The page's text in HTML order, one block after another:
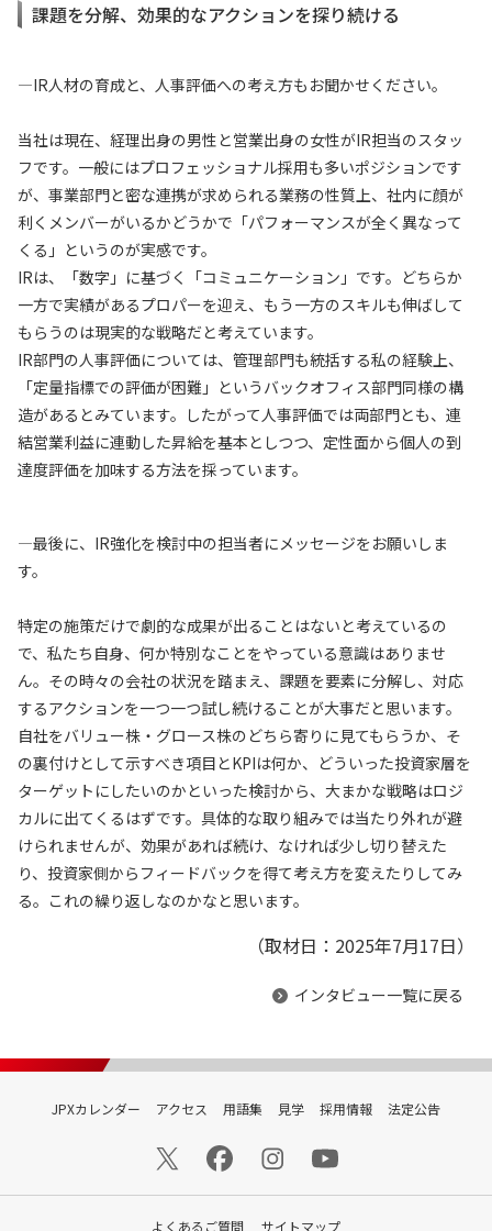
課題を分解、効果的なアクションを探り続ける
—IR人材の育成と、人事評価への考え方もお聞かせください。
当社は現在、経理出身の男性と営業出身の女性がIR担当のスタッ
フです。一般にはプロフェッショナル採用も多いポジションです
が、事業部門と密な連携が求められる業務の性質上、社内に顔が
利くメンバーがいるかどうかで「パフォーマンスが全く異なって
くる」というのが実感です。
IRは、「数字」に基づく「コミュニケーション」です。どちらか
一方で実績があるプロパーを迎え、もう一方のスキルも伸ばして
もらうのは現実的な戦略だと考えています。
IR部門の人事評価については、管理部門も統括する私の経験上、
「定量指標での評価が困難」というバックオフィス部門同様の構
造があるとみています。したがって人事評価では両部門とも、連
結営業利益に連動した昇給を基本としつつ、定性面から個人の到
達度評価を加味する方法を採っています。
—最後に、IR強化を検討中の担当者にメッセージをお願いしま
す。
特定の施策だけで劇的な成果が出ることはないと考えているの
で、私たち自身、何か特別なことをやっている意識はありませ
ん。その時々の会社の状況を踏まえ、課題を要素に分解し、対応
するアクションを一つ一つ試し続けることが大事だと思います。
自社をバリュー株・グロース株のどちら寄りに見てもらうか、そ
の裏付けとして示すべき項目とKPIは何か、どういった投資家層を
ターゲットにしたいのかといった検討から、大まかな戦略はロジ
カルに出てくるはずです。具体的な取り組みでは当たり外れが避
けられませんが、効果があれば続け、なければ少し切り替えた
り、投資家側からフィードバックを得て考え方を変えたりしてみ
る。これの繰り返しなのかなと思います。
（取材日：2025年7月17日）
インタビュー一覧に戻る
JPXカレンダー アクセス 用語集 見学 採用情報 法定公告
よくあるご質問 サイトマップ